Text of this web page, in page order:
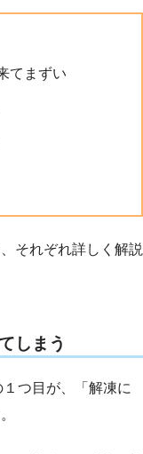
てまずい
それぞれ詳しく解説
しまう
つ目が、「解凍に